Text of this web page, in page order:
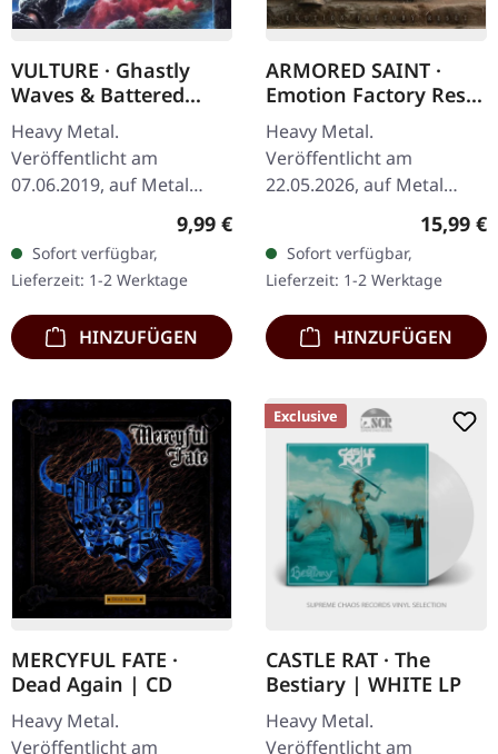
VULTURE · Ghastly
Waves & Battered
Graves | DIGIPACK CD
Heavy Metal.
Veröffentlicht am
07.06.2019, auf Metal
Blade Records. Digipack-
CD mit Bonustrack und
Vulture-Aufnäher,
Limitierte Auflage.
"Ghastly…
Regulärer Preis:
9,99 €
Sofort verfügbar,
Lieferzeit: 1-2 Werktage
HINZUFÜGEN
ARMORED SAINT ·
Emotion Factory Reset
| DIGIPAK CD
Heavy Metal.
Veröffentlicht am
22.05.2026, auf Metal
Blade Records. Limitierte
Digipak-Ausgabe mit 20-
seitigem Booklet. Enthält
1 Bonus-Track.…
15,99 €
Sofort verfügbar,
Lieferzeit: 1-2 Werktage
HINZUFÜGEN
MERCYFUL FATE ·
Dead Again | CD
Heavy Metal.
Veröffentlicht am
Exclusive
CASTLE RAT · The
Bestiary | WHITE LP
Heavy Metal.
Veröffentlicht am